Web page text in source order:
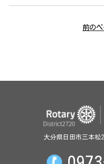
前の
大分県日田市三本松